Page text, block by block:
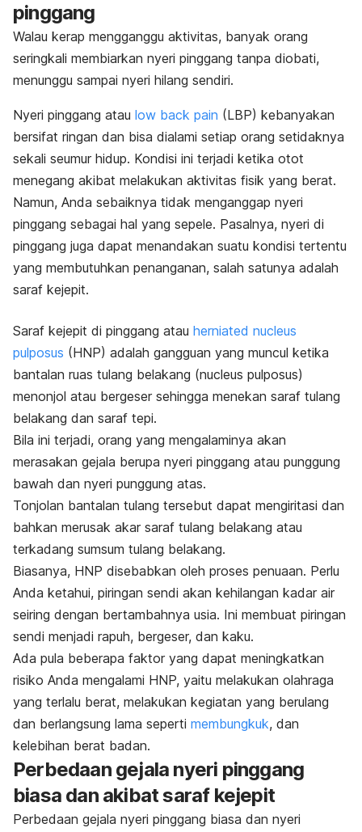
pinggang
Walau kerap mengganggu aktivitas, banyak orang
seringkali membiarkan nyeri pinggang tanpa diobati,
menunggu sampai nyeri hilang sendiri.
Nyeri pinggang atau low back pain (LBP) kebanyakan
bersifat ringan dan bisa dialami setiap orang setidaknya
sekali seumur hidup. Kondisi ini terjadi ketika otot
menegang akibat melakukan aktivitas fisik yang berat.
Namun, Anda sebaiknya tidak menganggap nyeri
pinggang sebagai hal yang sepele. Pasalnya, nyeri di
pinggang juga dapat menandakan suatu kondisi tertentu
yang membutuhkan penanganan, salah satunya adalah
saraf kejepit.
Saraf kejepit di pinggang atau herniated nucleus
pulposus (HNP) adalah gangguan yang muncul ketika
bantalan ruas tulang belakang (nucleus pulposus)
menonjol atau bergeser sehingga menekan saraf tulang
belakang dan saraf tepi.
Bila ini terjadi, orang yang mengalaminya akan
merasakan gejala berupa nyeri pinggang atau punggung
bawah dan nyeri punggung atas.
Tonjolan bantalan tulang tersebut dapat mengiritasi dan
bahkan merusak akar saraf tulang belakang atau
terkadang sumsum tulang belakang.
Biasanya, HNP disebabkan oleh proses penuaan. Perlu
Anda ketahui, piringan sendi akan kehilangan kadar air
seiring dengan bertambahnya usia. Ini membuat piringan
sendi menjadi rapuh, bergeser, dan kaku.
Ada pula beberapa faktor yang dapat meningkatkan
risiko Anda mengalami HNP, yaitu melakukan olahraga
yang terlalu berat, melakukan kegiatan yang berulang
dan berlangsung lama seperti membungkuk, dan
kelebihan berat badan.
Perbedaan gejala nyeri pinggang
biasa dan akibat saraf kejepit
Perbedaan gejala nyeri pinggang biasa dan nyeri